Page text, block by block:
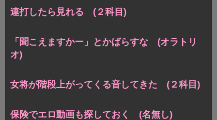
連打したら見れる (２科目)
「聞こえますかー」とかばらすな (オラトリ
オ)
女将が階段上がってくる音してきた (２科目)
保険でエロ動画も探しておく (名無し)